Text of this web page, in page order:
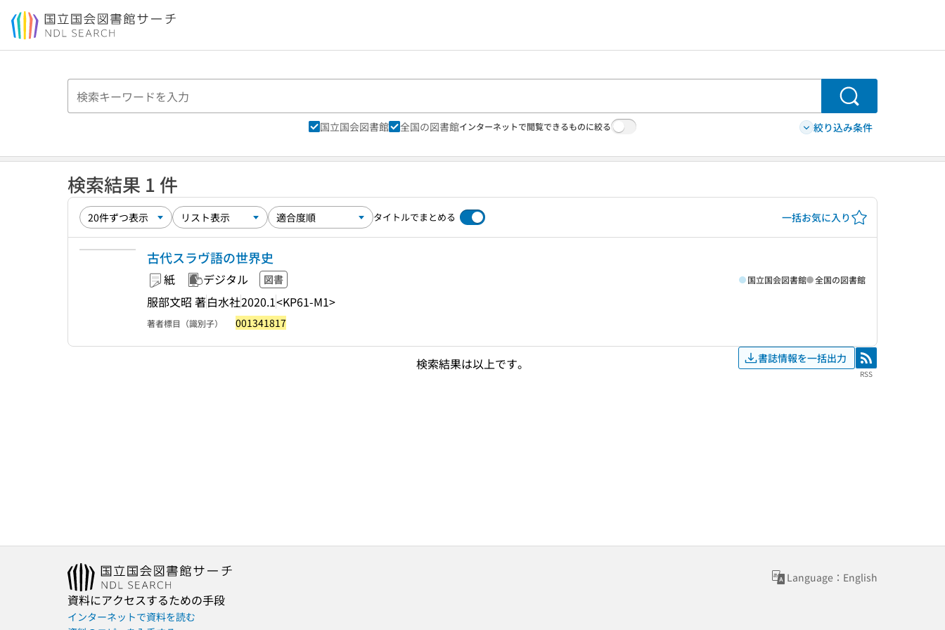
本文へ移動
検索
国立国会図書館 全国の図書館インターネットで閲覧できるものに絞る 絞り込み条件
検索結果 1 件
タイトルでまとめる 一括お気に入り
古代スラヴ語の世界史
紙 デジタル 図書
服部文昭 著白水社2020.1<KP61-M1>
国立国会図書館 全国の図書館
著者標目（識別子） 001341817
検索結果は以上です。 書誌情報を一括出力 RSS
RSS
Language：English
資料にアクセスするための手段
インターネットで資料を読む